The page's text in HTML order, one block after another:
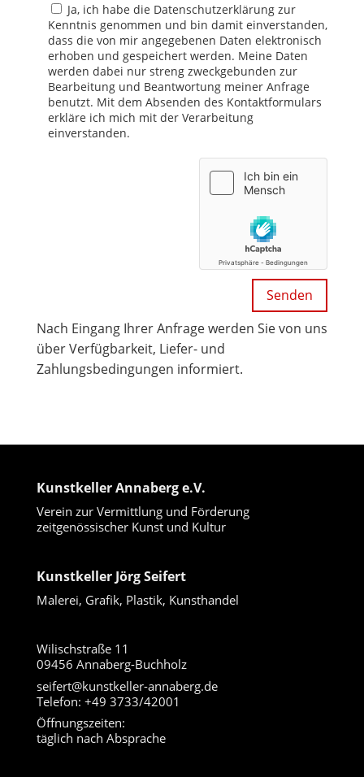
Ja, ich habe die Datenschutzerklärung zur
Kenntnis genommen und bin damit einverstanden,
dass die von mir angegebenen Daten elektronisch
erhoben und gespeichert werden. Meine Daten
werden dabei nur streng zweckgebunden zur
Bearbeitung und Beantwortung meiner Anfrage
benutzt. Mit dem Absenden des Kontaktformulars
erkläre ich mich mit der Verarbeitung
einverstanden.
Nach Eingang Ihrer Anfrage werden Sie von uns
über Verfügbarkeit, Liefer- und
Zahlungsbedingungen informiert.
Kunstkeller Annaberg e.V.
Verein zur Vermittlung und Förderung
zeitgenössischer Kunst und Kultur
Kunstkeller Jörg Seifert
Malerei, Grafik, Plastik, Kunsthandel
Wilischstraße 11
09456 Annaberg-Buchholz
seifert@kunstkeller-annaberg.de
Telefon: +49 3733/42001
Öffnungszeiten:
täglich nach Absprache